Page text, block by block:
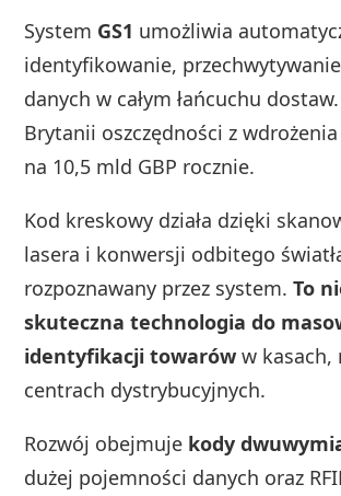
System GS1 umożliwia
identyfikowanie,
danych w całym łańcuchu
Brytanii oszczędności z
na 10,5 mld GBP rocznie.
Kod kreskowy działa dzięki
lasera i konwersji odbitego
rozpoznawany przez system.To
skuteczna technologia do
identyfikacji towarów w kasach,
centrach dystrybucyjnych.
Rozwój obejmuje kody
dużej pojemności danych oraz